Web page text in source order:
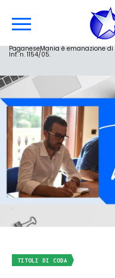
PaganeseMania è emanazione
Inf. n. 1154/05.
TITOLI DI CODA